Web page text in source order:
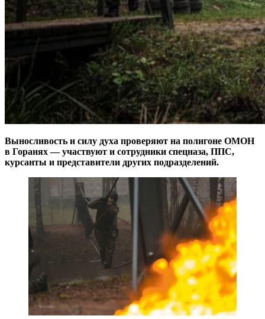
Выносливость и силу духа проверяют на полигоне ОМОН
в Горанях — участвуют и сотрудники спецназа, ППС,
курсанты и представители других подразделений.